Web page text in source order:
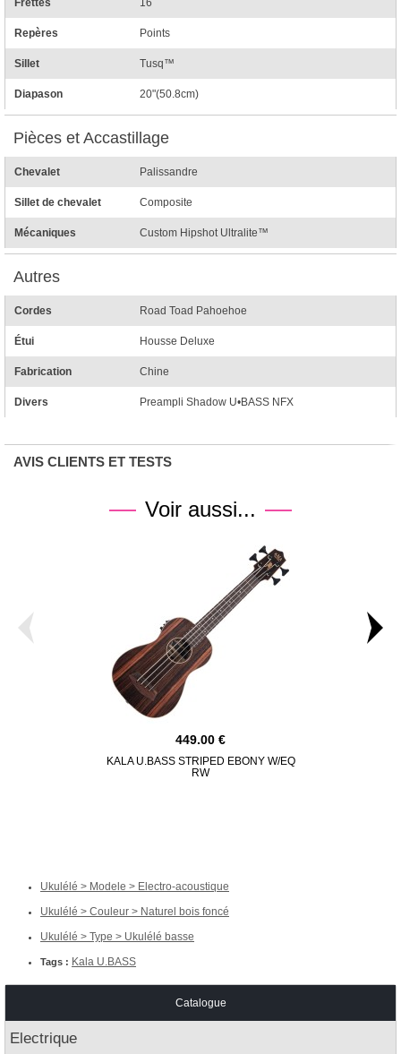
Frettes 16
Repères Points
Sillet Tusq™
Diapason 20"(50.8cm)
Pièces et Accastillage
Chevalet Palissandre
Sillet de chevalet Composite
Mécaniques Custom Hipshot Ultralite™
Autres
Cordes Road Toad Pahoehoe
Étui Housse Deluxe
Fabrication Chine
Divers Preampli Shadow U•BASS NFX
AVIS CLIENTS ET TESTS
Voir aussi...
449.00
KALA U.BASS STRIPED EBONY W/EQ
RW
Ukulélé > Modele > Electro-acoustique
Ukulélé > Couleur > Naturel bois foncé
Ukulélé > Type > Ukulélé basse
Tags : Kala U.BASS
Catalogue
Electrique